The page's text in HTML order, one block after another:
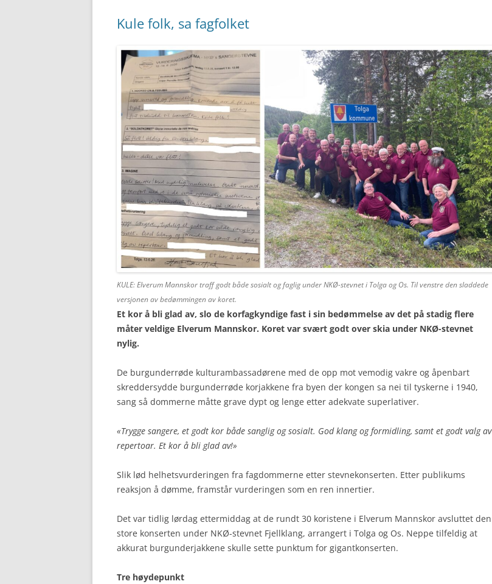
Kule folk, sa fagfolket
KULE: Elverum Mannskor traff godt både sosialt og faglig under NKØ-stevnet i Tolga og Os. Til venstre den sladdede
versjonen av bedømmingen av koret.
Et kor å bli glad av, slo de korfagkyndige fast i sin bedømmelse av det på stadig flere
måter veldige Elverum Mannskor. Koret var svært godt over skia under NKØ-stevnet
nylig.
De burgunderrøde kulturambassadørene med de opp mot vemodig vakre og åpenbart
skreddersydde burgunderrøde korjakkene fra byen der kongen sa nei til tyskerne i 1940,
sang så dommerne måtte grave dypt og lenge etter adekvate superlativer.
«Trygge sangere, et godt kor både sanglig og sosialt. God klang og formidling, samt et godt valg av
repertoar. Et kor å bli glad av!»
Slik lød helhetsvurderingen fra fagdommerne etter stevnekonserten. Etter publikums
reaksjon å dømme, framstår vurderingen som en ren innertier.
Det var tidlig lørdag ettermiddag at de rundt 30 koristene i Elverum Mannskor avsluttet den
store konserten under NKØ-stevnet Fjellklang, arrangert i Tolga og Os. Neppe tilfeldig at
akkurat burgunderjakkene skulle sette punktum for gigantkonserten.
Tre høydepunkt